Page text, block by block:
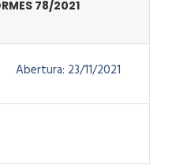
78/2021
Abertura: 23/11/2021